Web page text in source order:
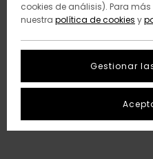
cookies de análisis). Para
nuestra política de cookies y
Gestionar